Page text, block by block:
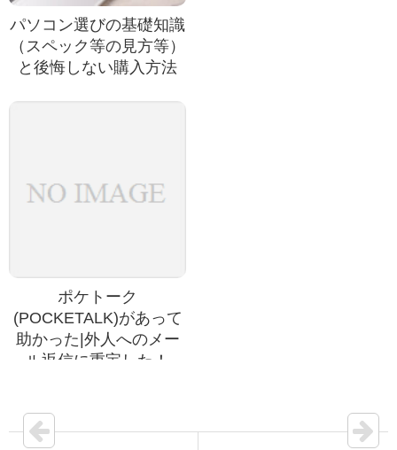
パソコン選びの基礎知識
（スペック等の見方等）
と後悔しない購入方法
ポケトーク
(POCKETALK)があって
助かった|外人へのメー
ル返信に重宝した！